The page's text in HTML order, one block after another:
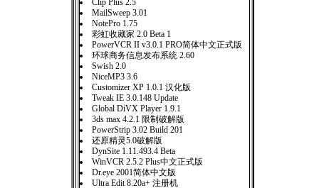
Clip Plus 2.5
MailSweep 3.01
NotePro 1.75
彩虹收藏家 2.0 Beta 1
PowerVCR II v3.0.1 PRO简体中文正式版
环球商务信息发布系统 2.60
Swish 2.0
NiceMP3 3.6
Customizer XP 1.0.1 汉化版
Tweak IE 3.0.148 Update
Global DiVX Player 1.9.1
3ds max 4.2.1 限制破解版
PowerStrip 3.02 Build 201
还原精灵5.0破解版
DynSite 1.11.493.4 Beta
WinVCR 2.5.2 Plus中文正式版
Dr.eye 2001简体中文版
Ultra Edit 8.20a+ 注册机